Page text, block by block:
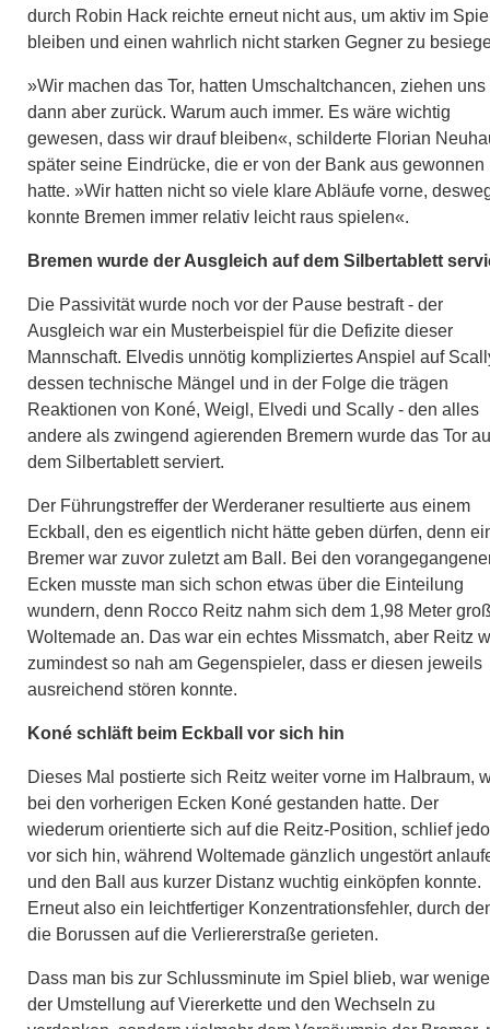
durch Robin Hack reichte erneut nicht aus, um aktiv im
bleiben und einen wahrlich nicht starken Gegner zu
»Wir machen das Tor, hatten Umschaltchancen, ziehen uns
dann aber zurück. Warum auch immer. Es wäre wichtig
gewesen, dass wir drauf bleiben«, schilderte Florian
später seine Eindrücke, die er von der Bank aus gewonnen
hatte. »Wir hatten nicht so viele klare Abläufe vorne,
konnte Bremen immer relativ leicht raus spielen«.
Bremen wurde der Ausgleich auf dem Silbertablett
Die Passivität wurde noch vor der Pause bestraft - der
Ausgleich war ein Musterbeispiel für die Defizite dieser
Mannschaft. Elvedis unnötig kompliziertes Anspiel auf
dessen technische Mängel und in der Folge die trägen
Reaktionen von Koné, Weigl, Elvedi und Scally - den alles
andere als zwingend agierenden Bremern wurde das Tor
dem Silbertablett serviert.
Der Führungstreffer der Werderaner resultierte aus einem
Eckball, den es eigentlich nicht hätte geben dürfen, denn
Bremer war zuvor zuletzt am Ball. Bei den
Ecken musste man sich schon etwas über die Einteilung
wundern, denn Rocco Reitz nahm sich dem 1,98 Meter
Woltemade an. Das war ein echtes Missmatch, aber Reitz
zumindest so nah am Gegenspieler, dass er diesen jeweils
ausreichend stören konnte.
Koné schläft beim Eckball vor sich hin
Dieses Mal postierte sich Reitz weiter vorne im Halbraum,
bei den vorherigen Ecken Koné gestanden hatte. Der
wiederum orientierte sich auf die Reitz-Position, schlief
vor sich hin, während Woltemade gänzlich ungestört
und den Ball aus kurzer Distanz wuchtig einköpfen konnte.
Erneut also ein leichtfertiger Konzentrationsfehler, durch
die Borussen auf die Verliererstraße gerieten.
Dass man bis zur Schlussminute im Spiel blieb, war
der Umstellung auf Viererkette und den Wechseln zu